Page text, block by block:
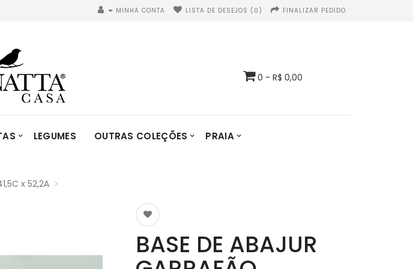
MINHA CONTA LISTA DE DESEJOS (0) FINALIZAR PEDIDO
0 - R$ 0,00
LEGUMES OUTRAS COLEÇÕES PRAIA
x 52,2A
BASE DE ABAJUR